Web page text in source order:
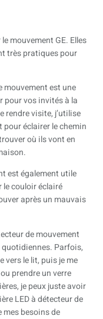
mouvement GE. Elles
très pratiques pour
mouvement est une
vos invités à la
rendre visite, j’utilise
pour éclairer le chemin
où ils vont en
est également utile
le couloir éclairé
après un mauvais
de mouvement
Parfois,
vers le lit, puis je me
prendre un verre
je peux juste avoir
LED à détecteur de
mes besoins de